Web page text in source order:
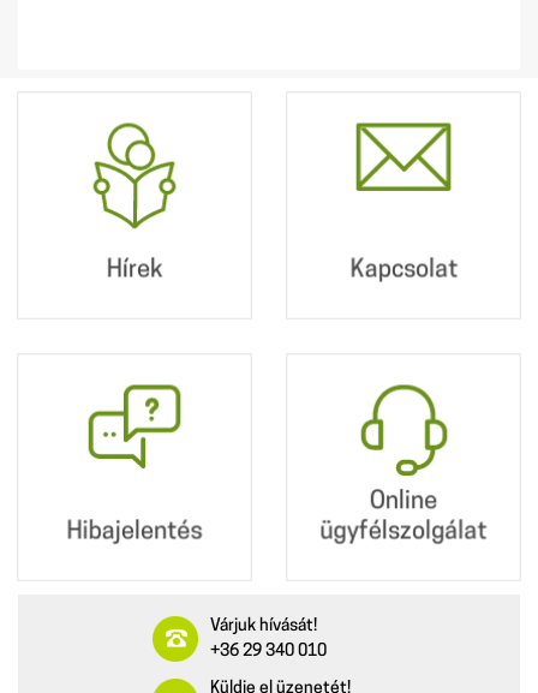
Hírek
Hírek
Kapcsolat
Kapcsolat
+36 29 340 010
Hibajelentés
Hibajelentés
Online
ügyfélszolgálat
Online
ügyfélszolgálat
Várjuk hívását!
+36 29 340 010
Küldje el üzenetét!